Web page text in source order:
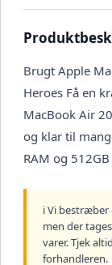
Brugt Apple
Heroes Få en
MacBook Air
og klar til
RAM og
ℹ️ Vi
men der
varer. Tjek
forhandleren.